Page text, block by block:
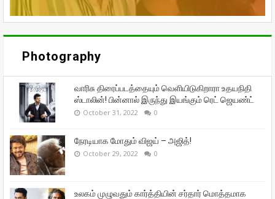
Photography
வாரிசு திரைப்படத்தையும் வெளியிடுகிறாரா உதயநிதி
ஸ்டாலின்! பின்னால் இருந்து இயங்கும் ரெட் ஜெயண்ட்
October 31, 2022 0
நேரடியாக மோதும் விஜய் – அஜித்!
October 29, 2022 0
உலகம் முழுவதும் கார்த்தியின் சர்தார் மொத்தமாக